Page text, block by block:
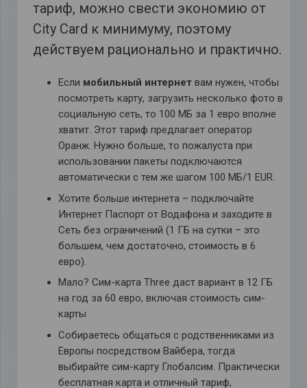
тариф, можно свести экономию от
City Card к минимуму, поэтому
действуем рационально и практично.
Если мобильный интернет вам нужен, чтобы
посмотреть карту, загрузить несколько фото в
социальную сеть, то 100 МБ за 1 евро вполне
хватит. Этот тариф предлагает оператор
Оранж. Нужно больше, то пожалуста при
использовании пакеты подключаются
автоматически с тем же шагом 100 МБ/1 EUR.
Хотите больше интернета – подключайте
Интернет Паспорт от Водафона и заходите в
Сеть без ограничений (1 ГБ на сутки – это
большем, чем достаточно, стоимость в 6
евро).
Мало? Сим-карта Three даст вариант в 12 ГБ
на год за 60 евро, включая стоимость сим-
карты
Собираетесь общаться с родственниками из
Европы посредством Вайбера, тогда
выбирайте сим-карту Глобалсим. Практически
бесплатная карта и отличный тариф,